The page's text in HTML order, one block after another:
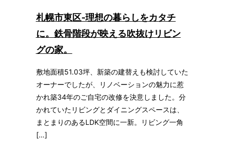
札幌市東区-理想の暮らしをカタチ
に。鉄骨階段が映える吹抜けリビン
グの家。
敷地面積51.03坪、新築の建替えも検討していた
オーナーでしたが、リノベーションの魅力に惹
かれ築34年のご自宅の改修を決意しました。分
かれていたリビングとダイニングスペースは、
まとまりのあるLDK空間に一新。リビング一角
[…]